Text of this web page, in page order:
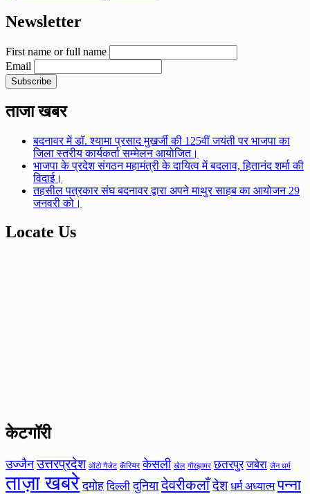
Newsletter
First name or full name
Email
ताजा खबर
बदनावर में डॉ. श्यामा प्रसाद मुखर्जी की 125वीं जयंती पर भाजपा का
जिला स्तरीय कार्यकर्ता सम्मेलन आयोजित।
भाजपा के प्रदेश संगठन महामंत्री के दायित्व में बदलाव, हितानंद शर्मा की
विदाई।
तहसील पत्रकार संघ बदनावर द्वारा अपने माथुर साहब का आयोजन 29
जनवरी को।
Locate Us
केटगॉरी
उज्जैन उत्तरप्रदेश ऑटो गैजेट कॅरियर केसली खेल गौरझामर छतरपुर जबेरा जैन धर्म
ताज़ा खबरे दमोह दिल्ली दुनिया देवरीकलाँदेश धर्म अध्यात्म पन्ना